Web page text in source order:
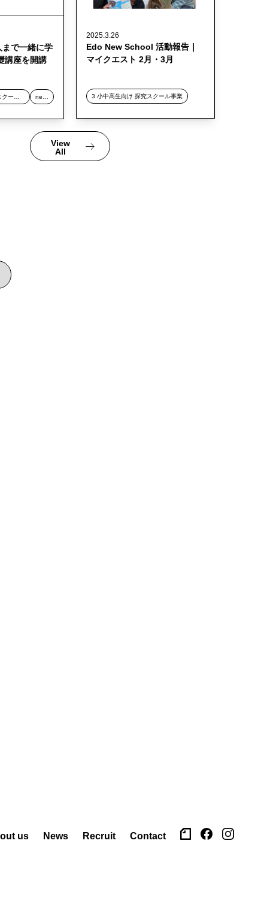
まで一緒に学
座を開講
3.小中高生向け 探究スクール事業 news
2025.3.26
Edo New School 活動報告｜
マイクエスト 2月・3月
3.小中高生向け 探究スクール事業
View
All
us News Recruit Contact